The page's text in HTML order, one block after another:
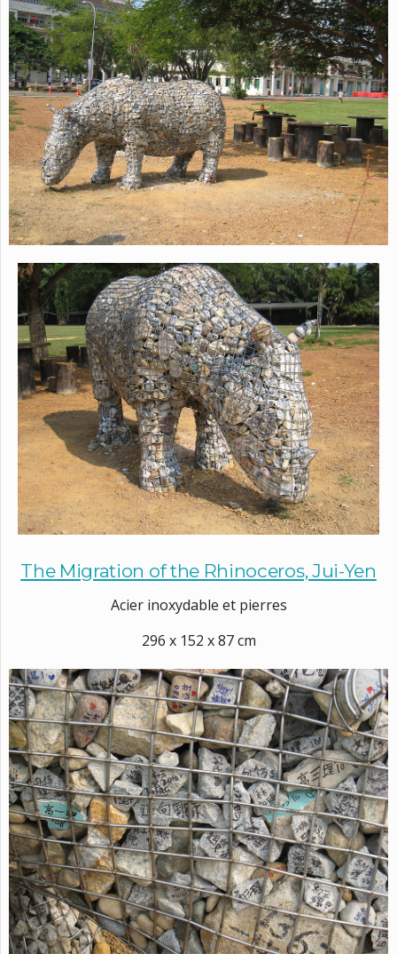
The Migration of the Rhinoceros, Jui-Yen
Acier inoxydable et pierres
296 x 152 x 87 cm